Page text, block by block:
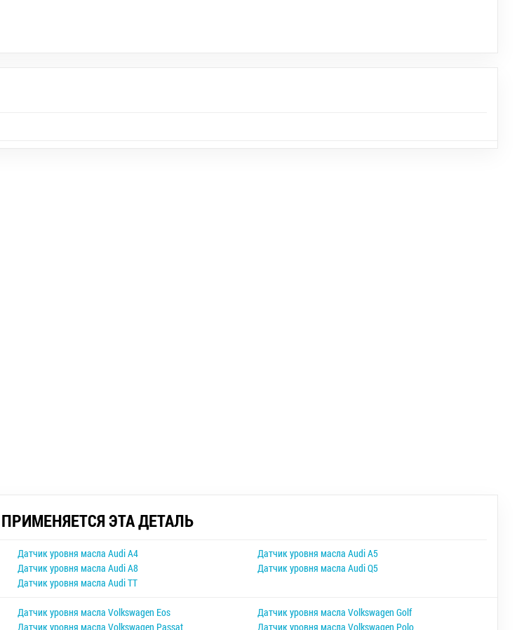
ЭТА ДЕТАЛЬ
Датчик уровня масла Audi A4
Датчик уровня масла Audi A5
Датчик уровня масла Audi A8
Датчик уровня масла Audi Q5
Датчик уровня масла Audi TT
Датчик уровня масла Volkswagen Eos
Датчик уровня масла Volkswagen Golf
Датчик уровня масла Volkswagen Passat Датчик уровня масла Volkswagen Polo